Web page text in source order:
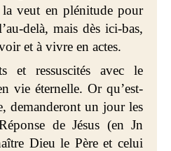
veut en plénitude pour
delà, mais dès ici-bas,
et à vivre en actes.
et ressuscités avec le
vie éternelle. Or qu’est-
demanderont un jour les
de Jésus (en Jn
Dieu le Père et celui